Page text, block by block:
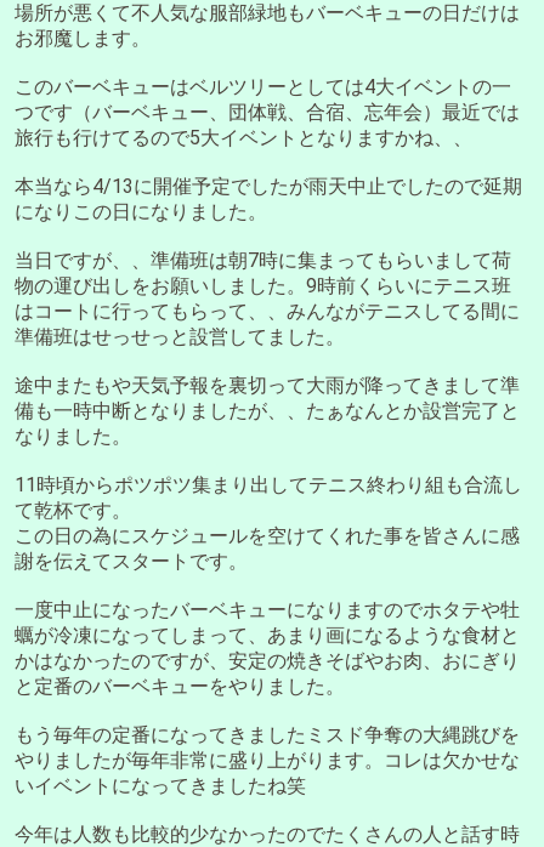
場所が悪くて不人気な服部緑地もバーベキューの日だけは
お邪魔します。
このバーベキューはベルツリーとしては4大イベントの一
つです（バーベキュー、団体戦、合宿、忘年会）最近では
旅行も行けてるので5大イベントとなりますかね、、
本当なら4/13に開催予定でしたが雨天中止でしたので延期
になりこの日になりました。
当日ですが、、準備班は朝7時に集まってもらいまして荷
物の運び出しをお願いしました。9時前くらいにテニス班
はコートに行ってもらって、、みんながテニスしてる間に
準備班はせっせっと設営してました。
途中またもや天気予報を裏切って大雨が降ってきまして準
備も一時中断となりましたが、、たぁなんとか設営完了と
なりました。
11時頃からポツポツ集まり出してテニス終わり組も合流し
て乾杯です。
この日の為にスケジュールを空けてくれた事を皆さんに感
謝を伝えてスタートです。
一度中止になったバーベキューになりますのでホタテや牡
蠣が冷凍になってしまって、あまり画になるような食材と
かはなかったのですが、安定の焼きそばやお肉、おにぎり
と定番のバーベキューをやりました。
もう毎年の定番になってきましたミスド争奪の大縄跳びを
やりましたが毎年非常に盛り上がります。コレは欠かせな
いイベントになってきましたね笑
今年は人数も比較的少なかったのでたくさんの人と話す時